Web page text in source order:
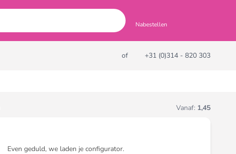
Nabestellen
of +31 (0)314 - 820 303
Vanaf: 1,45
Even geduld, we laden je configurator.